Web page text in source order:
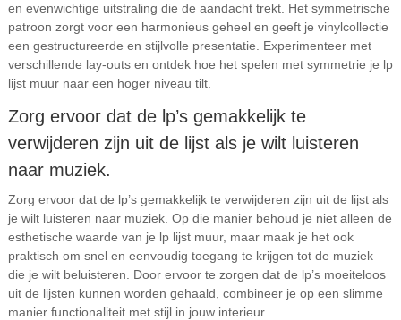
en evenwichtige uitstraling die de aandacht trekt. Het symmetrische
patroon zorgt voor een harmonieus geheel en geeft je vinylcollectie
een gestructureerde en stijlvolle presentatie. Experimenteer met
verschillende lay-outs en ontdek hoe het spelen met symmetrie je lp
lijst muur naar een hoger niveau tilt.
Zorg ervoor dat de lp’s gemakkelijk te
verwijderen zijn uit de lijst als je wilt luisteren
naar muziek.
Zorg ervoor dat de lp’s gemakkelijk te verwijderen zijn uit de lijst als
je wilt luisteren naar muziek. Op die manier behoud je niet alleen de
esthetische waarde van je lp lijst muur, maar maak je het ook
praktisch om snel en eenvoudig toegang te krijgen tot de muziek
die je wilt beluisteren. Door ervoor te zorgen dat de lp’s moeiteloos
uit de lijsten kunnen worden gehaald, combineer je op een slimme
manier functionaliteit met stijl in jouw interieur.